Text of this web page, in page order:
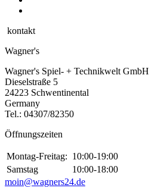
kontakt
Wagner's
Wagner's Spiel- + Technikwelt GmbH
Dieselstraße 5
24223 Schwentinental
Germany
Tel.: 04307/82350
Öffnungszeiten
Montag-Freitag: 10:00-19:00
Samstag
10:00-18:00
moin@wagners24.de